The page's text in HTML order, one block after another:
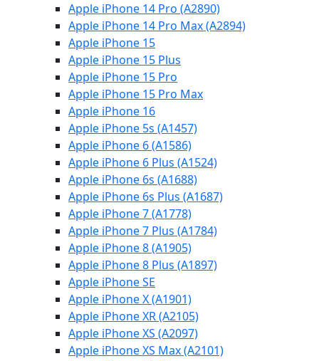
Apple iPhone 14 Pro (A2890)
Apple iPhone 14 Pro Max (A2894)
Apple iPhone 15
Apple iPhone 15 Plus
Apple iPhone 15 Pro
Apple iPhone 15 Pro Max
Apple iPhone 16
Apple iPhone 5s (A1457)
Apple iPhone 6 (A1586)
Apple iPhone 6 Plus (A1524)
Apple iPhone 6s (A1688)
Apple iPhone 6s Plus (A1687)
Apple iPhone 7 (A1778)
Apple iPhone 7 Plus (A1784)
Apple iPhone 8 (A1905)
Apple iPhone 8 Plus (A1897)
Apple iPhone SE
Apple iPhone X (A1901)
Apple iPhone XR (A2105)
Apple iPhone XS (A2097)
Apple iPhone XS Max (A2101)